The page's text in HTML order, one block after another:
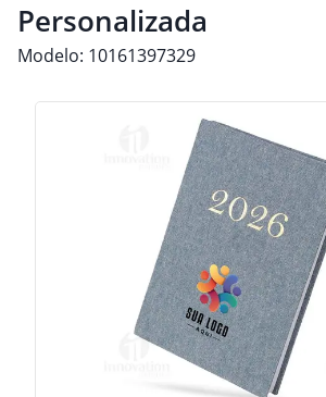
Personalizada
Modelo: 10161397329